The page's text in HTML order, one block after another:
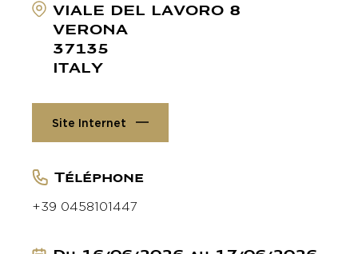
VIALE DEL LAVORO 8
VERONA
37135
ITALY
Site Internet
Téléphone
+39 0458101447